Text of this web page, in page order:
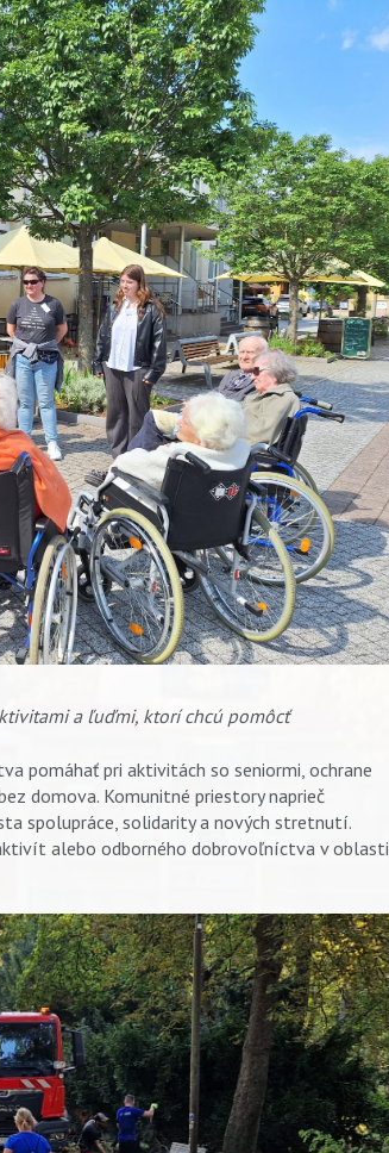
a ľuďmi, ktorí chcú pomôcť
pomáhať pri aktivitách so seniormi, ochrane
domova. Komunitné priestory naprieč
spolupráce, solidarity a nových stretnutí.
alebo odborného dobrovoľníctva v oblasti